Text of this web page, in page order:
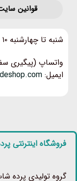
قوانین‌
شنبه تا چهارشنبه ۱۰ الی ۱۷، پنج شنبه‌ها ۱۰ الی ۱۴
واتساپ (پیگیری
ایمیل:
فروشگاه اینترنتی
گروه تولیدی پرده